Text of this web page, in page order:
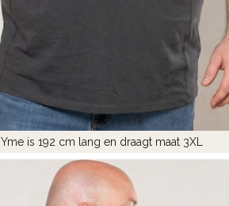
Yme is 192 cm lang en draagt maat 3XL